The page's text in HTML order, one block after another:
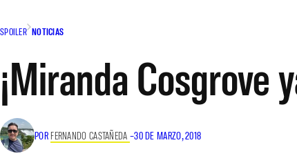
SPOILER NOTICIAS
¡Miranda Cosgrove
POR FERNANDO CASTAÑEDA –30 DE MARZO, 2018